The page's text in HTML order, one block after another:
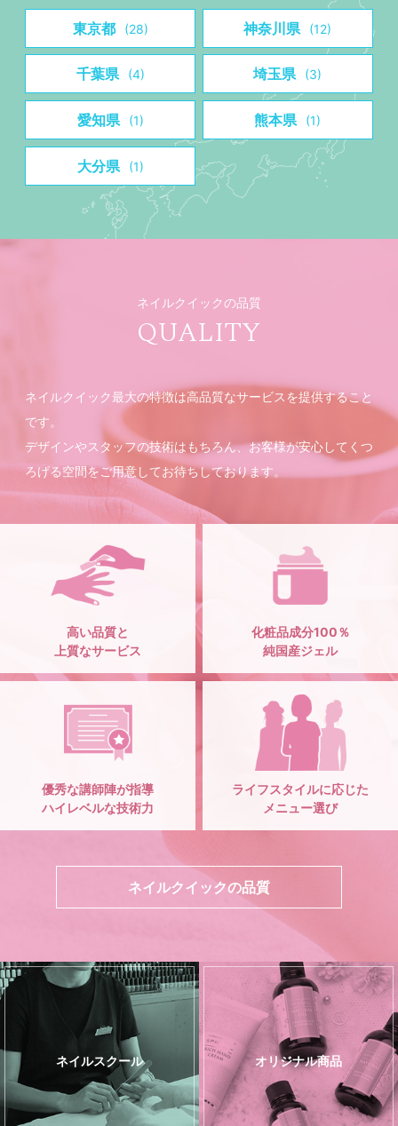
東京都 (28) 神奈川県 (12)
千葉県 (4) 埼玉県 (3)
愛知県 (1) 熊本県 (1)
大分県 (1)
ネイルクイックの品質
QUALITY
ネイルクイック最大の特徴は高品質なサービスを提供すること
です。
デザインやスタッフの技術はもちろん、お客様が安心してくつ
ろげる空間をご用意してお待ちしております。
高い品質と
上質なサービス
化粧品成分100％
純国産ジェル
優秀な講師陣が指導
ハイレベルな技術力
ライフスタイルに応じた
メニュー選び
ネイルクイックの品質
ネイルスクール オリジナル商品